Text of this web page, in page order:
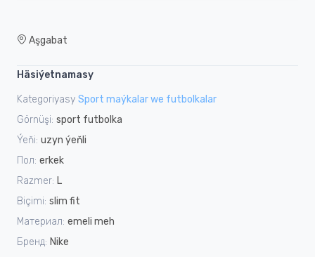
Aşgabat
Häsiýetnamasy
Kategoriyasy Sport maýkalar we futbolkalar
Görnüşi: sport futbolka
Ýeňi: uzyn ýeňli
Пол: erkek
Razmer: L
Biçimi: slim fit
Материал: emeli meh
Бренд: Nike